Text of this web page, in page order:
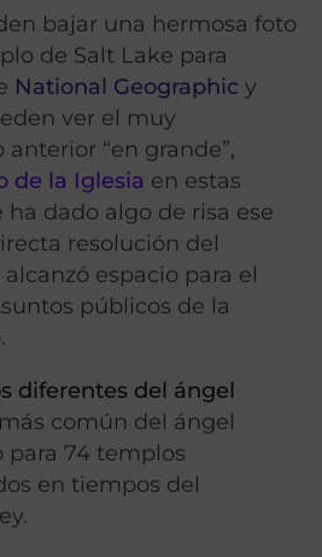
bajar una hermosa foto
de Salt Lake para
National Geographic y
ver el muy
“en grande”,
de la Iglesia en estas
dado algo de risa ese
resolución del
espacio para el
públicos de la
diferentes del ángel
común del ángel
para 74 templos
en tiempos del